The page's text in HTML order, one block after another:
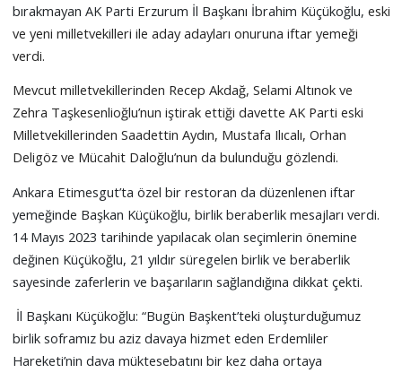
bırakmayan AK Parti Erzurum İl Başkanı İbrahim Küçükoğlu, eski
ve yeni milletvekilleri ile aday adayları onuruna iftar yemeği
verdi.
Mevcut milletvekillerinden Recep Akdağ, Selami Altınok ve
Zehra Taşkesenlioğlu’nun iştirak ettiği davette AK Parti eski
Milletvekillerinden Saadettin Aydın, Mustafa Ilıcalı, Orhan
Deligöz ve Mücahit Daloğlu’nun da bulunduğu gözlendi.
Ankara Etimesgut’ta özel bir restoran da düzenlenen iftar
yemeğinde Başkan Küçükoğlu, birlik beraberlik mesajları verdi.
14 Mayıs 2023 tarihinde yapılacak olan seçimlerin önemine
değinen Küçükoğlu, 21 yıldır süregelen birlik ve beraberlik
sayesinde zaferlerin ve başarıların sağlandığına dikkat çekti.
İl Başkanı Küçükoğlu: “Bugün Başkent’teki oluşturduğumuz
birlik soframız bu aziz davaya hizmet eden Erdemliler
Hareketi’nin dava müktesebatını bir kez daha ortaya